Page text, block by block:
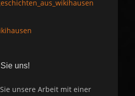
uns!
unsere Arbeit mit einer